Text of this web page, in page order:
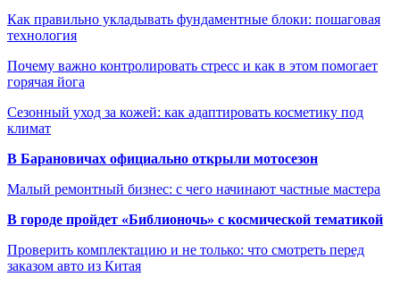
Как правильно укладывать фундаментные блоки: пошаговая
технология
Почему важно контролировать стресс и как в этом помогает
горячая йога
Сезонный уход за кожей: как адаптировать косметику под
климат
В Барановичах официально открыли мотосезон
Малый ремонтный бизнес: с чего начинают частные мастера
В городе пройдет «Библионочь» с космической тематикой
Проверить комплектацию и не только: что смотреть перед
заказом авто из Китая